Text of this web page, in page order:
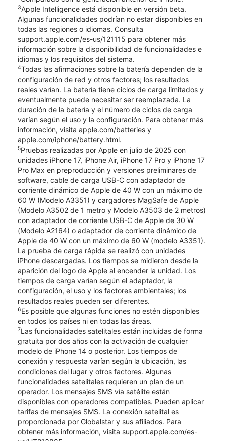
3Apple Intelligence está disponible en versión beta.
Algunas funcionalidades podrían no estar disponibles en
todas las regiones o idiomas. Consulta
support.apple.com/es-us/121115 para obtener más
información sobre la disponibilidad de funcionalidades e
idiomas y los requisitos del sistema.
4Todas las afirmaciones sobre la batería dependen de la
configuración de red y otros factores; los resultados
reales varían. La batería tiene ciclos de carga limitados y
eventualmente puede necesitar ser reemplazada. La
duración de la batería y el número de ciclos de carga
varían según el uso y la configuración. Para obtener más
información, visita apple.com/batteries y
apple.com/iphone/battery.html.
5Pruebas realizadas por Apple en julio de 2025 con
unidades iPhone 17, iPhone Air, iPhone 17 Pro y iPhone 17
Pro Max en preproducción y versiones preliminares de
software, cable de carga USB-C con adaptador de
corriente dinámico de Apple de 40 W con un máximo de
60 W (Modelo A3351) y cargadores MagSafe de Apple
(Modelo A3502 de 1 metro y Modelo A3503 de 2 metros)
con adaptador de corriente USB-C de Apple de 30 W
(Modelo A2164) o adaptador de corriente dinámico de
Apple de 40 W con un máximo de 60 W (modelo A3351).
La prueba de carga rápida se realizó con unidades
iPhone descargadas. Los tiempos se midieron desde la
aparición del logo de Apple al encender la unidad. Los
tiempos de carga varían según el adaptador, la
configuración, el uso y los factores ambientales; los
resultados reales pueden ser diferentes.
6Es posible que algunas funciones no estén disponibles
en todos los países ni en todas las áreas.
7Las funcionalidades satelitales están incluidas de forma
gratuita por dos años con la activación de cualquier
modelo de iPhone 14 o posterior. Los tiempos de
conexión y respuesta varían según la ubicación, las
condiciones del lugar y otros factores. Algunas
funcionalidades satelitales requieren un plan de un
operador. Los mensajes SMS vía satélite están
disponibles con operadores compatibles. Pueden aplicar
tarifas de mensajes SMS. La conexión satelital es
proporcionada por Globalstar y sus afiliados. Para
obtener más información, visita support.apple.com/es-